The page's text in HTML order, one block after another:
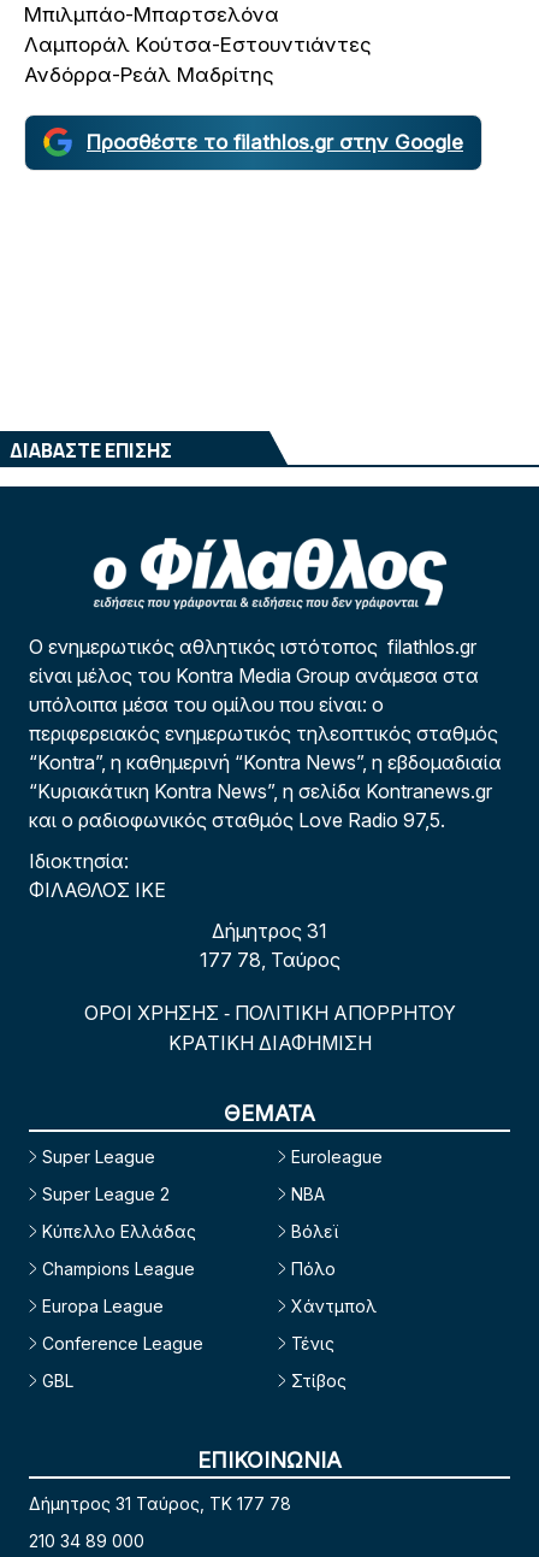
Μπιλμπάο-Μπαρτσελόνα
Λαμποράλ Κούτσα-Εστουντιάντες
Ανδόρρα-Ρεάλ Μαδρίτης
Προσθέστε το filathlos.gr στην Google
ΔΙΑΒΑΣΤΕ ΕΠΙΣΗΣ
Ο ενημερωτικός αθλητικός ιστότοπος filathlos.gr
είναι μέλος του Kontra Media Group ανάμεσα στα
υπόλοιπα μέσα του ομίλου που είναι: ο
περιφερειακός ενημερωτικός τηλεοπτικός σταθμός
“Kontra”, η καθημερινή “Kontra News”, η εβδομαδιαία
“Κυριακάτικη Kontra News”, η σελίδα Kontranews.gr
και ο ραδιοφωνικός σταθμός Love Radio 97,5.
Ιδιοκτησία:
ΦΙΛΑΘΛΟΣ ΙΚΕ
Δήμητρος 31
177 78, Ταύρος
ΟΡΟΙ ΧΡΗΣΗΣ - ΠΟΛΙΤΙΚΗ ΑΠΟΡΡΗΤΟΥ
ΚΡΑΤΙΚΗ ΔΙΑΦΗΜΙΣΗ
ΘΕΜΑΤΑ
Super League
Super League 2
Κύπελλο Ελλάδας
Champions League
Europa League
Conference League
GBL
Euroleague
NBA
Βόλεϊ
Πόλο
Χάντμπολ
Τένις
Στίβος
ΕΠΙΚΟΙΝΩΝΙΑ
Δήμητρος 31 Ταύρος, TK 177 78
210 34 89 000